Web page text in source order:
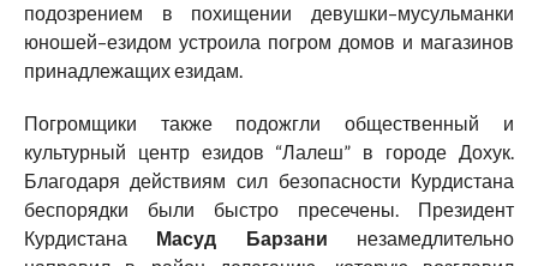
подозрением в похищении девушки–мусульманки
юношей–езидом устроила погром домов и магазинов
принадлежащих езидам.
Погромщики также подожгли общественный и
культурный центр езидов “Лалеш” в городе Дохук.
Благодаря действиям сил безопасности Курдистана
беспорядки были быстро пресечены. Президент
Курдистана Масуд Барзани незамедлительно